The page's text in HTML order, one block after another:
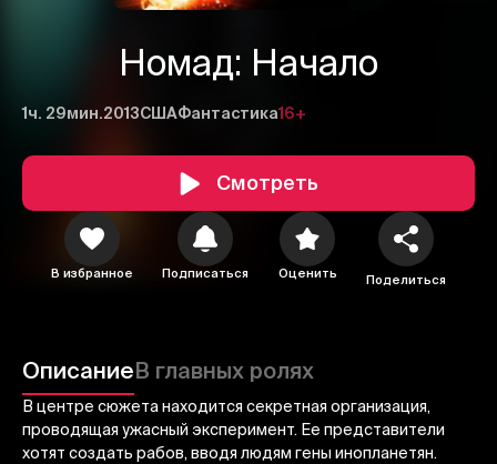
Номад: Начало
1ч. 29мин.2013СШАФантастика16+
Смотреть
В избранное Подписаться Оценить Поделиться
ОписаниеВ главных ролях
В центре сюжета находится секретная организация,
проводящая ужасный эксперимент. Ее представители
хотят создать рабов, вводя людям гены инопланетян.
3
Отправить